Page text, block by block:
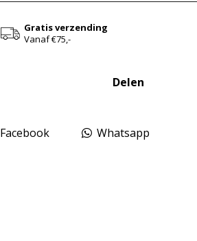
Gratis verzending
Vanaf €75,-
Delen
Facebook Whatsapp